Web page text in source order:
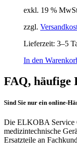
exkl. 19 %
zzgl.
Lieferzeit: 3–5
In den
FAQ, häufige
Sind Sie nur ein online-
Die ELKOBA Service
medizintechnische
Ersatzteile an